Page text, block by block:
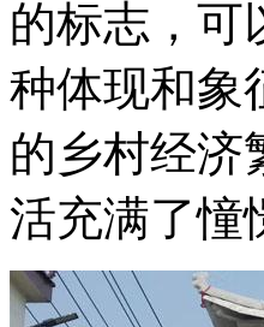
的标志，可
种体现和象
的乡村经济
活充满了憧